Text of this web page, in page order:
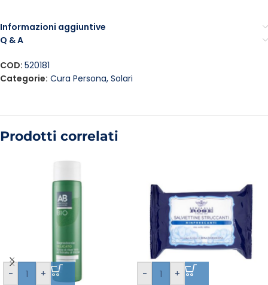
Informazioni aggiuntive
Q & A
COD: 520181
Categorie: Cura Persona, Solari
Prodotti correlati
- + - +